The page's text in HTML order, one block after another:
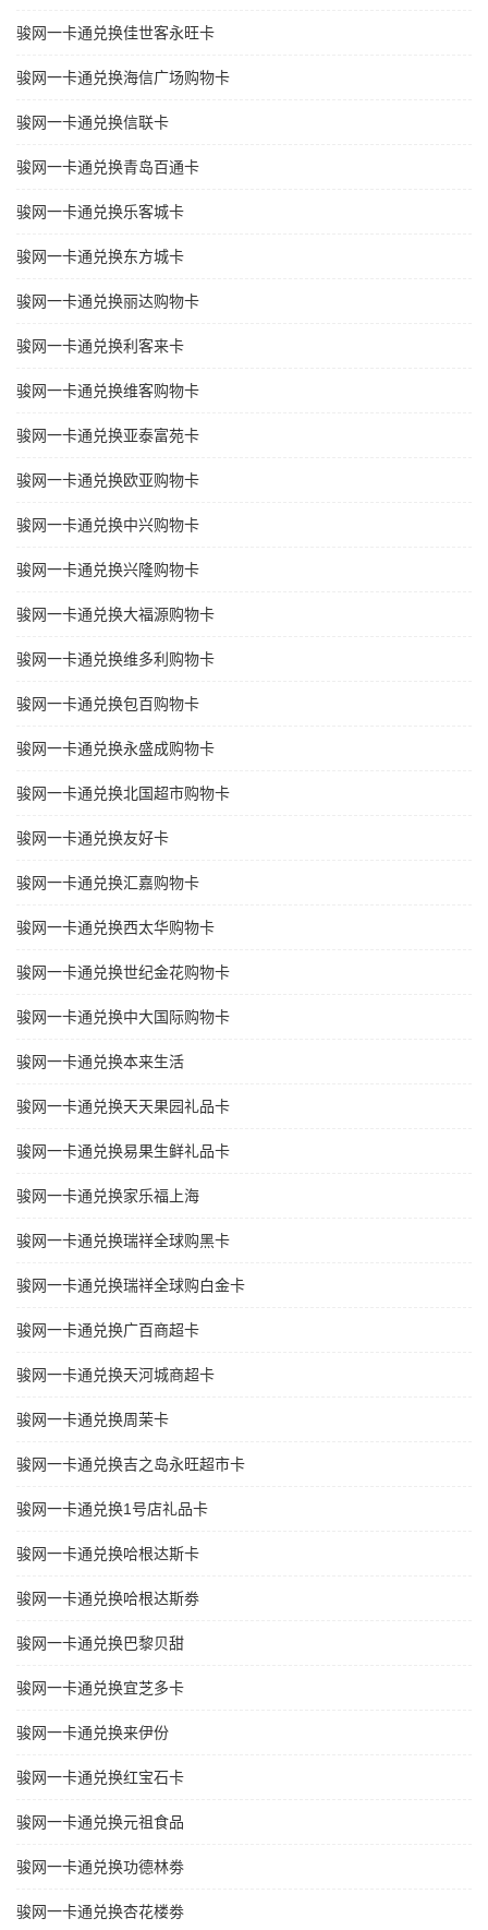
骏网一卡通兑换佳世客永旺卡
骏网一卡通兑换海信广场购物卡
骏网一卡通兑换信联卡
骏网一卡通兑换青岛百通卡
骏网一卡通兑换乐客城卡
骏网一卡通兑换东方城卡
骏网一卡通兑换丽达购物卡
骏网一卡通兑换利客来卡
骏网一卡通兑换维客购物卡
骏网一卡通兑换亚泰富苑卡
骏网一卡通兑换欧亚购物卡
骏网一卡通兑换中兴购物卡
骏网一卡通兑换兴隆购物卡
骏网一卡通兑换大福源购物卡
骏网一卡通兑换维多利购物卡
骏网一卡通兑换包百购物卡
骏网一卡通兑换永盛成购物卡
骏网一卡通兑换北国超市购物卡
骏网一卡通兑换友好卡
骏网一卡通兑换汇嘉购物卡
骏网一卡通兑换西太华购物卡
骏网一卡通兑换世纪金花购物卡
骏网一卡通兑换中大国际购物卡
骏网一卡通兑换本来生活
骏网一卡通兑换天天果园礼品卡
骏网一卡通兑换易果生鲜礼品卡
骏网一卡通兑换家乐福上海
骏网一卡通兑换瑞祥全球购黑卡
骏网一卡通兑换瑞祥全球购白金卡
骏网一卡通兑换广百商超卡
骏网一卡通兑换天河城商超卡
骏网一卡通兑换周茉卡
骏网一卡通兑换吉之岛永旺超市卡
骏网一卡通兑换1号店礼品卡
骏网一卡通兑换哈根达斯卡
骏网一卡通兑换哈根达斯劵
骏网一卡通兑换巴黎贝甜
骏网一卡通兑换宜芝多卡
骏网一卡通兑换来伊份
骏网一卡通兑换红宝石卡
骏网一卡通兑换元祖食品
骏网一卡通兑换功德林劵
骏网一卡通兑换杏花楼劵